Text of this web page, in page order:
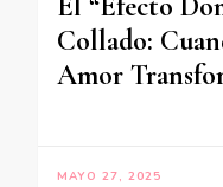
El “Efecto
Collado:
Amor
MAYO 27, 2025